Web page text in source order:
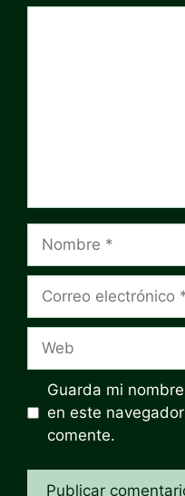
electrónico
Guarda mi
en este
comente.